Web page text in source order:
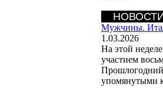
Мужчины.
1.03.2026
На этой
участием
Прошлогодний
упомянутыми